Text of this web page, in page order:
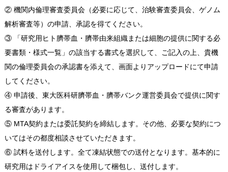
② 機関内倫理審査委員会（必要に応じて、治験審査委員会、ゲノム
解析審査等）の申請、承認を得てください。
③ 「研究用ヒト臍帯血・臍帯由来組織または細胞の提供に関する必
要書類・様式一覧」の該当する書式を選択して、ご記入の上、貴機
関の倫理委員会の承認書を添えて、画面よりアップロードにて申請
してください。
④ 申請後、東大医科研臍帯血・臍帯バンク運営委員会で提供に関す
る審査があります。
⑤ MTA契約または委託契約を締結します。その他、必要な契約につ
いてはその都度相談させていただきます。
⑥ 試料を送付します。全て凍結状態での送付となります。基本的に
研究用はドライアイスを使用して梱包し、送付します。